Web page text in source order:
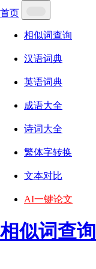
首页
相似词查询
汉语词典
英语词典
成语大全
诗词大全
繁体字转换
文本对比
AI一键论文
相似词查询